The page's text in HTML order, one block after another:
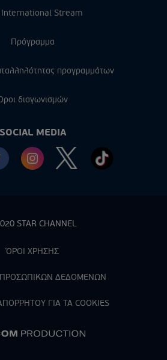
International Stream
Πρόγραμμα
προγραμμάτων
διαγωνισμών
SOCIAL MEDIA
STAR CHANNEL
ΌΡΟΙ ΧΡΗΣΗΣ
ΠΡΟΣΩΠΙΚΩΝ ΔΕΔΟΜΕΝΩΝ
ΓΙΑ ΤΑ COOKIES